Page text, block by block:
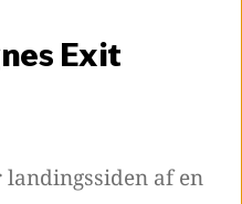
Exit
landingssiden af en